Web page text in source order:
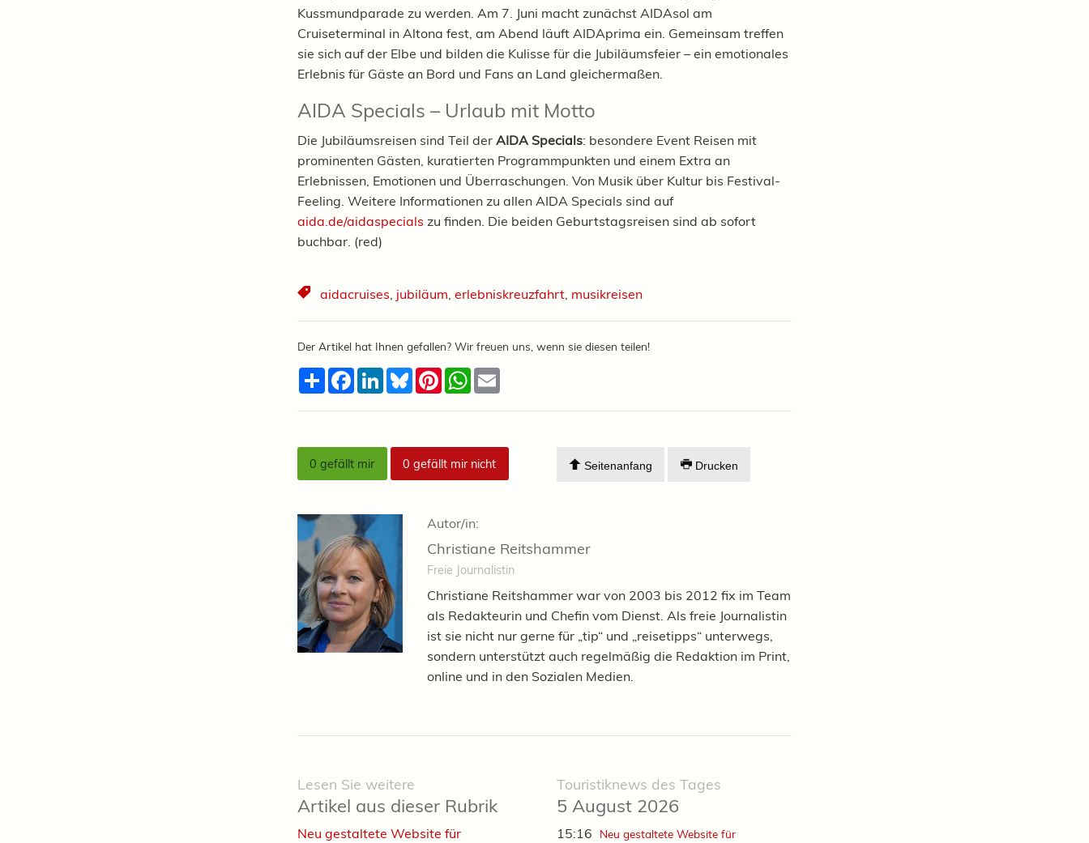
Kussmundparade zu werden. Am 7. Juni macht zunächst AIDAsol am
Cruiseterminal in Altona fest, am Abend läuft AIDAprima ein. Gemeinsam treffen
sie sich auf der Elbe und bilden die Kulisse für die Jubiläumsfeier – ein emotionales
Erlebnis für Gäste an Bord und Fans an Land gleichermaßen.
AIDA Specials – Urlaub mit Motto
Die Jubiläumsreisen sind Teil der AIDA Specials: besondere Event Reisen mit
prominenten Gästen, kuratierten Programmpunkten und einem Extra an
Erlebnissen, Emotionen und Überraschungen. Von Musik über Kultur bis Festival-
Feeling. Weitere Informationen zu allen AIDA Specials sind auf
aida.de/aidaspecials zu finden. Die beiden Geburtstagsreisen sind ab sofort
buchbar. (red)
aidacruises, jubiläum, erlebniskreuzfahrt, musikreisen
Der Artikel hat Ihnen gefallen? Wir freuen uns, wenn sie diesen teilen!
TeilenFacebook
LinkedInBlueskyPinterestWhatsApp
0 gefällt mir 0 gefällt mir nicht Seitenanfang Drucken
Autor/in:
Christiane Reitshammer
Freie Journalistin
Christiane Reitshammer war von 2003 bis 2012 fix im Team
als Redakteurin und Chefin vom Dienst. Als freie Journalistin
ist sie nicht nur gerne für „tip“ und „reisetipps“ unterwegs,
sondern unterstützt auch regelmäßig die Redaktion im Print,
online und in den Sozialen Medien.
Touristiknews des Tages
5 August 2026
15:16
Neu gestaltete Website für
Lesen Sie weitere
Artikel aus dieser Rubrik
Neu gestaltete Website für